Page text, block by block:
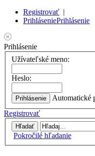
Registrovať |
PrihláseniePrihlásenie
Prihlásenie
Užívateľské meno:
Heslo:
Automatické
Registrovať
Pokročilé hľadanie